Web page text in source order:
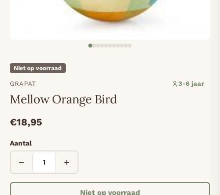
Niet op voorraad
GRAPAT 3-6 jaar
Mellow Orange Bird
€18,95
Aantal
− +
Niet op voorraad